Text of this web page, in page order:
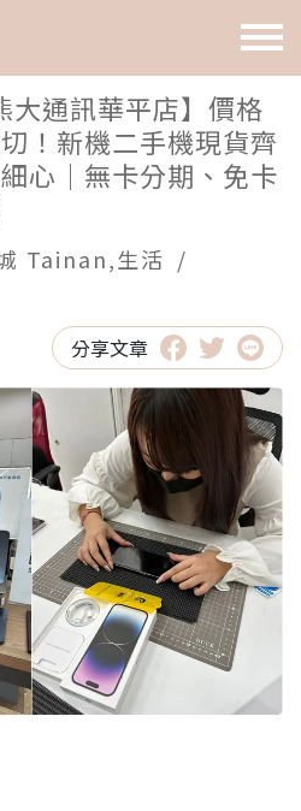
大通訊華平店】價格
！新機二手機現貨齊
心｜無卡分期、免卡
Tainan,生活 /
分享文章